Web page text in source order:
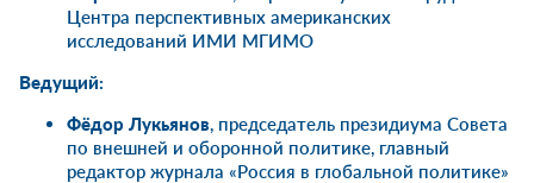
Центра перспективных американских
исследований ИМИ МГИМО
Ведущий:
Фёдор Лукьянов, председатель президиума Совета
по внешней и оборонной политике, главный
редактор журнала «Россия в глобальной политике»